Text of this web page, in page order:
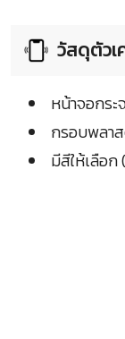
วัสดุตัว
หน้าจอกระ
กรอบพลา
มีสีให้เลือก